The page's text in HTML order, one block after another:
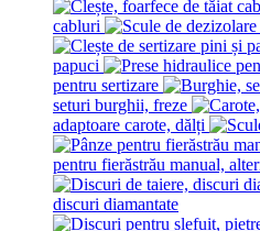
cabluri
papuci
pentru sertizare
seturi burghii, freze
adaptoare carote, dălți
pentru fierăstrău manual,
discuri diamantate